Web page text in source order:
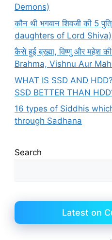
Demons)
कौन थी भगवान शिवजी की 5
daughters of Lord Shiva)
कैसे हुई ब्रह्मा, विष्णु और महेश
Brahma, Vishnu Aur
WHAT IS SSD AND
SSD BETTER THAN
16 types of Siddhis
through Sadhana
Search
Latest on